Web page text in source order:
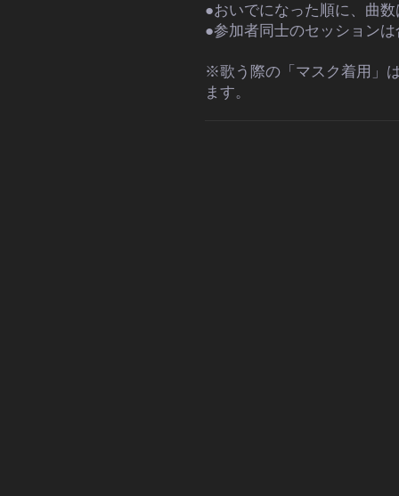
●おいでになった順に、曲
●参加者同士のセッション
※歌う際の「マスク着用」
ます。